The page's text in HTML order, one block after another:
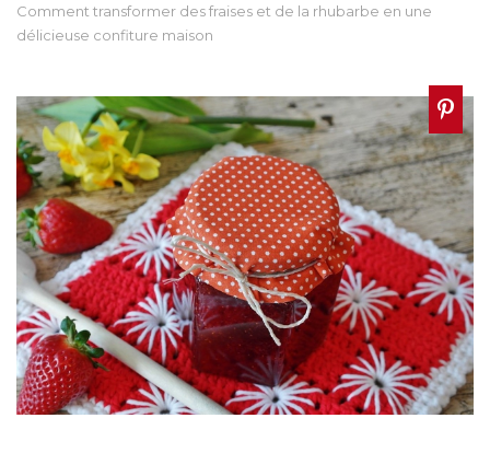
Comment transformer des fraises et de la rhubarbe en une
délicieuse confiture maison